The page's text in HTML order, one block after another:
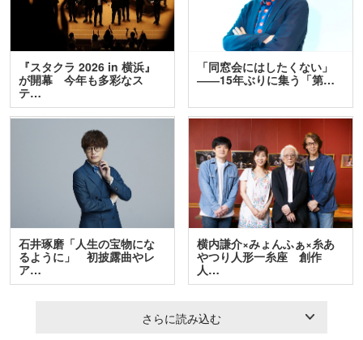
『スタクラ 2026 in 横浜』
が開幕 今年も多彩なス
テ…
「同窓会にはしたくない」
――15年ぶりに集う「第…
石井琢磨「人生の宝物にな
るように」 初披露曲やレ
ア…
横内謙介×みょんふぁ×糸あ
やつり人形一糸座 創作
人…
さらに読み込む